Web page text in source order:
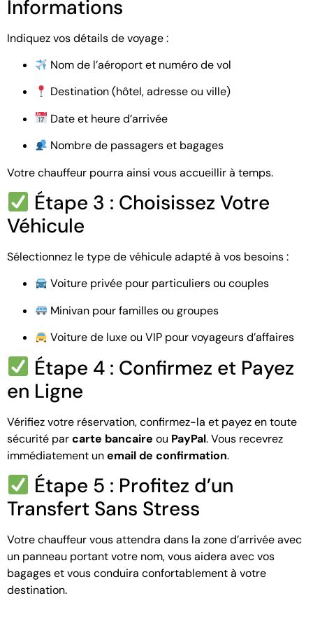
Informations
Indiquez vos détails de voyage :
Nom de l’aéroport et numéro de vol
Destination (hôtel, adresse ou ville)
Date et heure d’arrivée
Nombre de passagers et bagages
Votre chauffeur pourra ainsi vous accueillir à temps.
Étape 3 : Choisissez Votre
Véhicule
Sélectionnez le type de véhicule adapté à vos besoins :
Voiture privée pour particuliers ou couples
Minivan pour familles ou groupes
Voiture de luxe ou VIP pour voyageurs d’affaires
Étape 4 : Confirmez et Payez
en Ligne
Vérifiez votre réservation, confirmez-la et payez en toute
sécurité parcarte bancaire ou PayPal. Vous recevrez
immédiatement unemail de confirmation.
Étape 5 : Profitez d’un
Transfert Sans Stress
Votre chauffeur vous attendra dans la zone d’arrivée avec
un panneau portant votre nom, vous aidera avec vos
bagages et vous conduira confortablement à votre
destination.